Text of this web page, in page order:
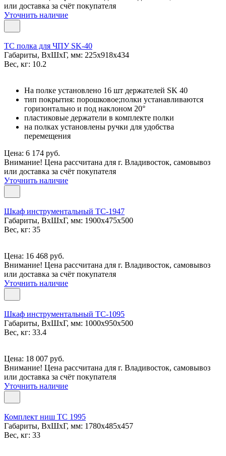
или доставка за счёт покупателя
Уточнить наличие
TC полка для ЧПУ SK-40
Габариты, ВxШxГ, мм: 225x918x434
Вес, кг: 10.2
На полке установлено 16 шт держателей SK 40
тип покрытия: порошковое;полки устанавливаются
горизонтально и под наклоном 20°
пластиковые держатели в комплекте полки
на полках установлены ручки для удобства
перемещения
Цена: 6 174 руб.
Внимание! Цена рассчитана для г. Владивосток, самовывоз
или доставка за счёт покупателя
Уточнить наличие
Шкаф инструментальный TC-1947
Габариты, ВxШxГ, мм: 1900x475x500
Вес, кг: 35
Цена: 16 468 руб.
Внимание! Цена рассчитана для г. Владивосток, самовывоз
или доставка за счёт покупателя
Уточнить наличие
Шкаф инструментальный TC-1095
Габариты, ВxШxГ, мм: 1000x950x500
Вес, кг: 33.4
Цена: 18 007 руб.
Внимание! Цена рассчитана для г. Владивосток, самовывоз
или доставка за счёт покупателя
Уточнить наличие
Комплект ниш TC 1995
Габариты, ВxШxГ, мм: 1780x485x457
Вес, кг: 33